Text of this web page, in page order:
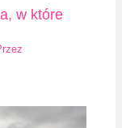
w które